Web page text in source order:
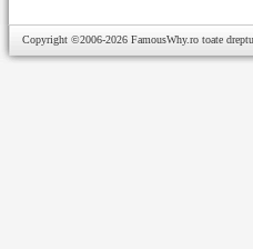
Copyright ©2006-2026 FamousWhy.ro toate